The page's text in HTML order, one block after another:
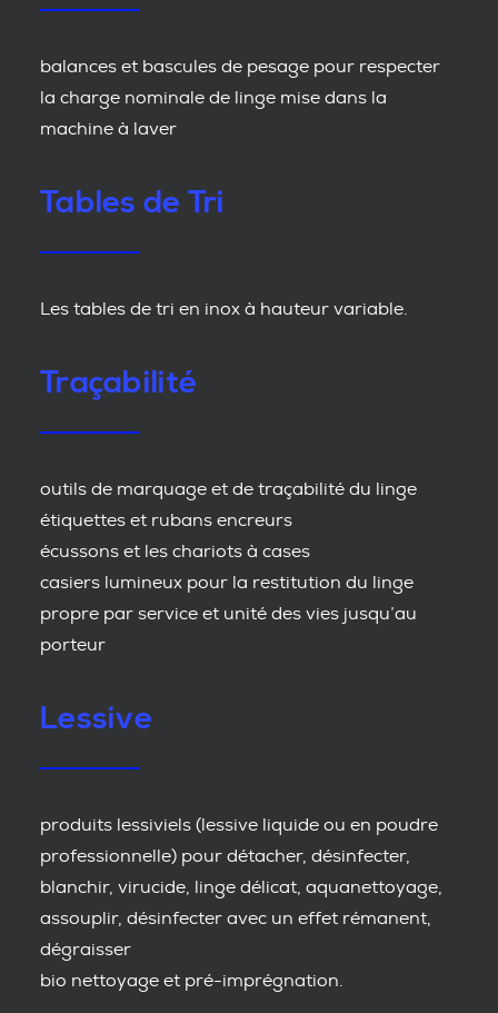
balances et bascules de pesage pour respecter
la charge nominale de linge mise dans la
machine à laver
Tables de Tri
Les tables de tri en inox à hauteur variable.
Traçabilité
outils de marquage et de traçabilité du linge
étiquettes et rubans encreurs
écussons et les chariots à cases
casiers lumineux pour la restitution du linge
propre par service et unité des vies jusqu’au
porteur
Lessive
produits lessiviels (lessive liquide ou en poudre
professionnelle) pour détacher, désinfecter,
blanchir, virucide, linge délicat, aquanettoyage,
assouplir, désinfecter avec un effet rémanent,
dégraisser
bio nettoyage et pré-imprégnation.